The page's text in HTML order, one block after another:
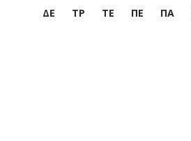
ΔΕ ΤΡ ΤΕ ΠΕ ΠΑ